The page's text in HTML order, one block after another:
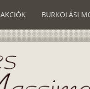
AKCIÓK BURKOLÁSI